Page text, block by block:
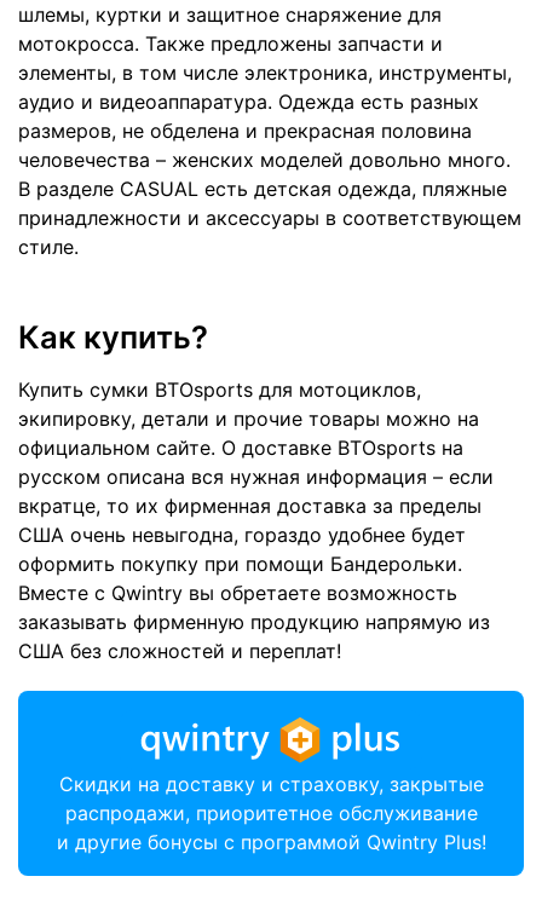
шлемы, куртки и защитное снаряжение для
мотокросса. Также предложены запчасти и
элементы, в том числе электроника, инструменты,
аудио и видеоаппаратура. Одежда есть разных
размеров, не обделена и прекрасная половина
человечества – женских моделей довольно много.
В разделе CASUAL есть детская одежда, пляжные
принадлежности и аксессуары в соответствующем
стиле.
Как купить?
Купить сумки BTOsports для мотоциклов,
экипировку, детали и прочие товары можно на
официальном сайте. О доставке BTOsports на
русском описана вся нужная информация – если
вкратце, то их фирменная доставка за пределы
США очень невыгодна, гораздо удобнее будет
оформить покупку при помощи Бандерольки.
Вместе с Qwintry вы обретаете возможность
заказывать фирменную продукцию напрямую из
США без сложностей и переплат!
Скидки на доставку и страховку, закрытые
распродажи, приоритетное обслуживание
и другие бонусы с программой Qwintry Plus!